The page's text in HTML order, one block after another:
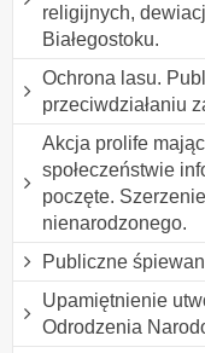
religijnych,
Białegostoku.
Ochrona lasu.
przeciwdziałaniu
Akcja prolife
społeczeństwie
poczęte.
nienarodzonego.
Publiczne
Upamiętnienie
Odrodzenia